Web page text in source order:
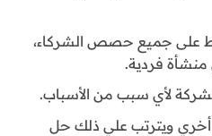
على جميع حصص الشركاء،
منشأة فردية.
لأي سبب من الأسباب.
ويترتب علي ذلك حل